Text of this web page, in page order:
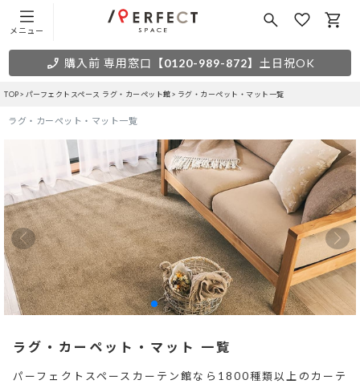
メニュー
購入前 専用窓口 【0120-989-872】 土日祝OK
TOP パーフェクトスペース ラグ・カーペット館 ラグ・カーペット・マット一覧
ラグ・カーペット・マット一覧
ラグ・カーペット・マット 一覧
パーフェクトスペースカーテン館なら1800種類以上のカーテ